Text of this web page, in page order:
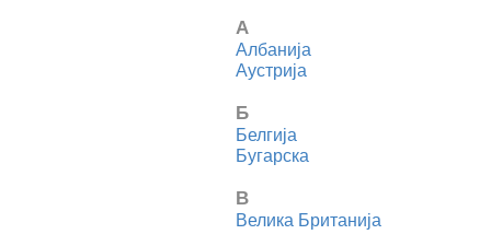
А
Албанија
Аустрија
Б
Белгија
Бугарска
В
Велика Британија